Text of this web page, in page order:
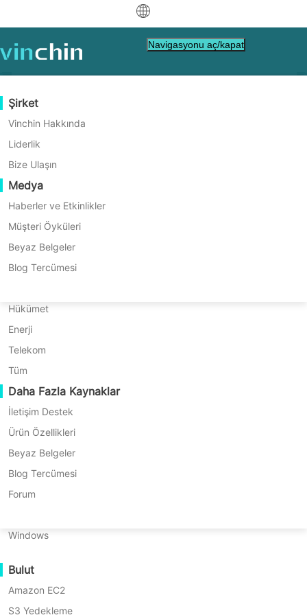
İndir Destek
Satış
Temsilcisiyle
中文
Veri Koruma
Yedekleme ve Kurtarma
Gerçek Zamanlı Yeniden Yapılandırma
Sürekli Veri Koruma
Yedek Kopya için Dış Site
Arşivleme
İş Orkestrasyonu
İş Yükü Taşınabilirliği
V2V Geçişi
P2P Geçişi
C2C Geçişi
C2V Geçişi
P2C Geçişi
Kurtarılabilirlik
VM Kurtarma Doğrulama
OS Kurtarma Doğrulama
Veri Güvenliği
Buluta Yedekle
GDPR Uyumlu
Sanal
VMware
Hyper-V
Proxmox
XCP-ng
oVirt
H3C CAS/UIS
ZStack
Sangfor HCI
Huawei FusionCompute
Red Hat Virtualization
Oracle OLVM
XenServer/Citrix Hypervisor
KayGrid
InCloud Sphere
Arcfra
FusionOne Compute
NexaVM
Fiziksel Sunucu
Windows
Bulut
Amazon EC2
S3 Yedekleme
Destek Kaynakları
Bilgi Tabanı
Nasıl Yapılır Videoları
Yardım Merkezi
Canlı Etkinlikler
Webinars
Canlı Örnek
Müşteri Öyküleri
IT Hizmetleri
Hükümet
Enerji
Telekom
Tüm
Daha Fazla Kaynaklar
İletişim Destek
Ürün Özellikleri
Beyaz Belgeler
Blog Tercümesi
Forum
Satın Alma Rehberi
Nasıl Satın Alacağınızı Öğrenin
Lisanslama Politikası
SSS
İletişim
Teklif Talebi İste
Bir Ortak Olun
Ortaklık Programı
Bir Ortak Olun
Bir Ortak Bul
Yerel bir ortak bulun
Zaten bir ortak mısınız?
Partner Portal Girişi
Şirket
Vinchin Hakkında
Liderlik
Bize Ulaşın
Medya
Haberler ve Etkinlikler
Müşteri Öyküleri
Beyaz Belgeler
Blog Tercümesi
Navigasyonu aç/kapat
MySQL Yedekten İş
Sürekliliğine Tam Koruma
Basit, Verimli, Güvenilir
ÜCRETSİZ DENEMEYİ İNDİR
Sürüm)
* Kredi kartına gerek yok
* 10 dakikada başlayın
yapılandırmasını basit adımlarla
tamamlamanıza olanak tanır. SMS/e-